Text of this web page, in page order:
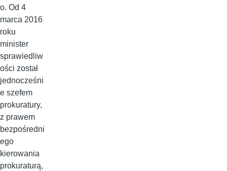
o. Od 4
marca 2016
roku
minister
sprawiedliw
ości został
jednocześni
e szefem
prokuratury,
z prawem
bezpośredni
ego
kierowania
prokuraturą,